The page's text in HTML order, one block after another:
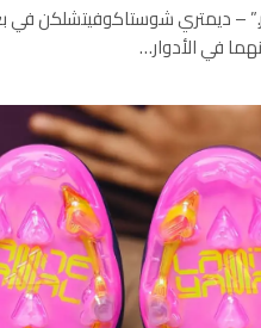
– ديمتري شوستاكوفيتشلكن في
في الأدوار…